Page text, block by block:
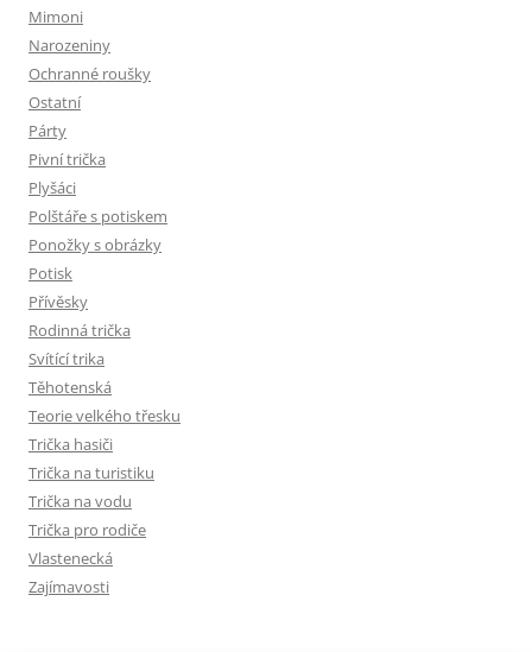
Mimoni
Narozeniny
Ochranné roušky
Ostatní
Párty
Pivní trička
Plyšáci
Polštáře s potiskem
Ponožky s obrázky
Potisk
Přívěsky
Rodinná trička
Svítící trika
Těhotenská
Teorie velkého třesku
Trička hasiči
Trička na turistiku
Trička na vodu
Trička pro rodiče
Vlastenecká
Zajímavosti